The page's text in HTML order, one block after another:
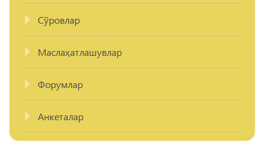
Сўровлар
Маслаҳатлашувлар
Форумлар
Анкеталар